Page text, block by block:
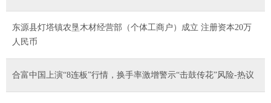
东源县灯塔镇农垦木材经营部（个体工商户）成立 注册资本20万
人民币
合富中国上演“8连板”行情，换手率激增警示“击鼓传花”风险-热议